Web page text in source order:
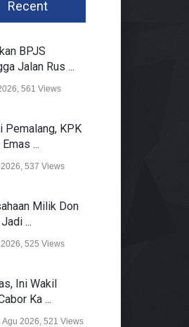
Recent
BPJS
Jalan Rus ...
561 Views
Pemalang, KPK
...
537 Views
Milik Don
...
525 Views
Ini Wakil
Ka ...
Agu 2026, 521 Views